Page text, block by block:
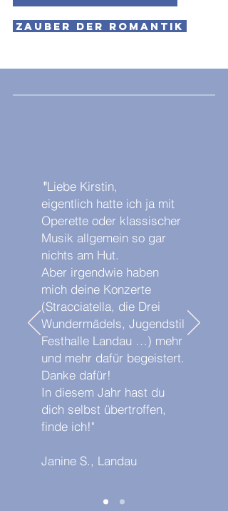
Zauber der Romantik
​"Liebe Kirstin,
eigentlich hatte ich ja mit
Operette oder klassischer
Musik allgemein so gar
nichts am Hut.
Aber irgendwie haben
mich deine Konzerte
(Stracciatella, die Drei
Wundermädels, Jugendstil
Festhalle Landau …) mehr
und mehr dafür begeistert.
Danke dafür!
In diesem Jahr hast du
dich selbst übertroffen,
finde ich!"
Janine S., Landau